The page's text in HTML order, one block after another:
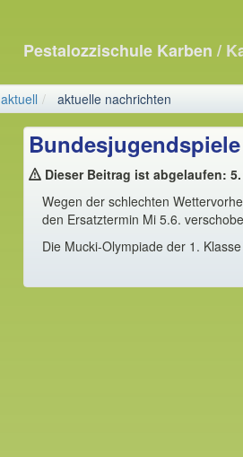
Pestalozzischule Karben /
aktuell aktuelle nachrichten
Bundesjugendspiele
Dieser Beitrag ist abgelaufen:
Wegen der schlechten
den Ersatztermin Mi 5.6.
Die Mucki-Olympiade der 1.